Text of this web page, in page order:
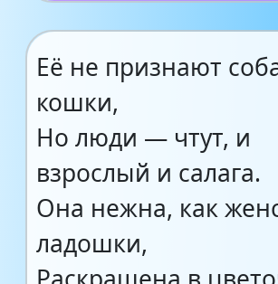
Её не признают
кошки,
Но люди — чтут, и
взрослый и салага.
Она нежна, как
ладошки,